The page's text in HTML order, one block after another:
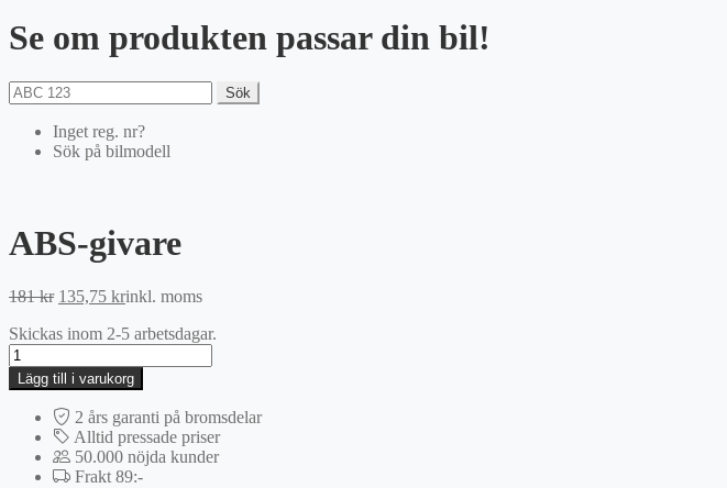
Se om produkten passar din bil!
Sök
Inget reg. nr?
Sök på bilmodell
ABS-givare
181kr Det
priset
181 kr.
135,75 krDet
priset
135,75 kr.
inkl. moms
Skickas inom 2-5 arbetsdagar.
ABS-
givare
mängd
Lägg till i varukorg
2 års garanti på bromsdelar
Alltid pressade priser
50.000 nöjda kunder
Frakt 89:-